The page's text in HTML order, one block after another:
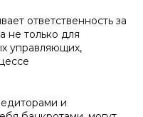
ответственность за
не только для
управляющих,
и